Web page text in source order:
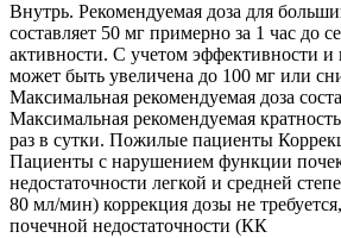
Внутрь. Рекомендуемая доза для
составляет 50 мг примерно за 1 час до
активности. С учетом эффективности и
может быть увеличена до 100 мг или
Максимальная рекомендуемая доза
Максимальная рекомендуемая
раз в сутки. Пожилые пациенты
Пациенты с нарушением функции
недостаточности легкой и средней
80 мл/мин) коррекция дозы не
почечной недостаточности (КК